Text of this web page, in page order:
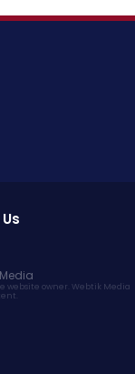
website owner. Webtik Media